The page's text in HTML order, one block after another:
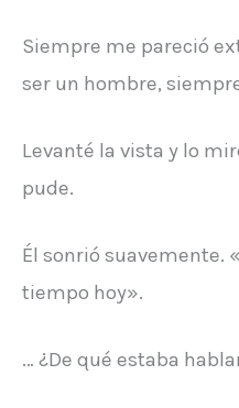
Siempre me pareció
ser un hombre,
Levanté la vista y lo
pude.
Él sonrió suavemente.
tiempo hoy».
… ¿De qué estaba